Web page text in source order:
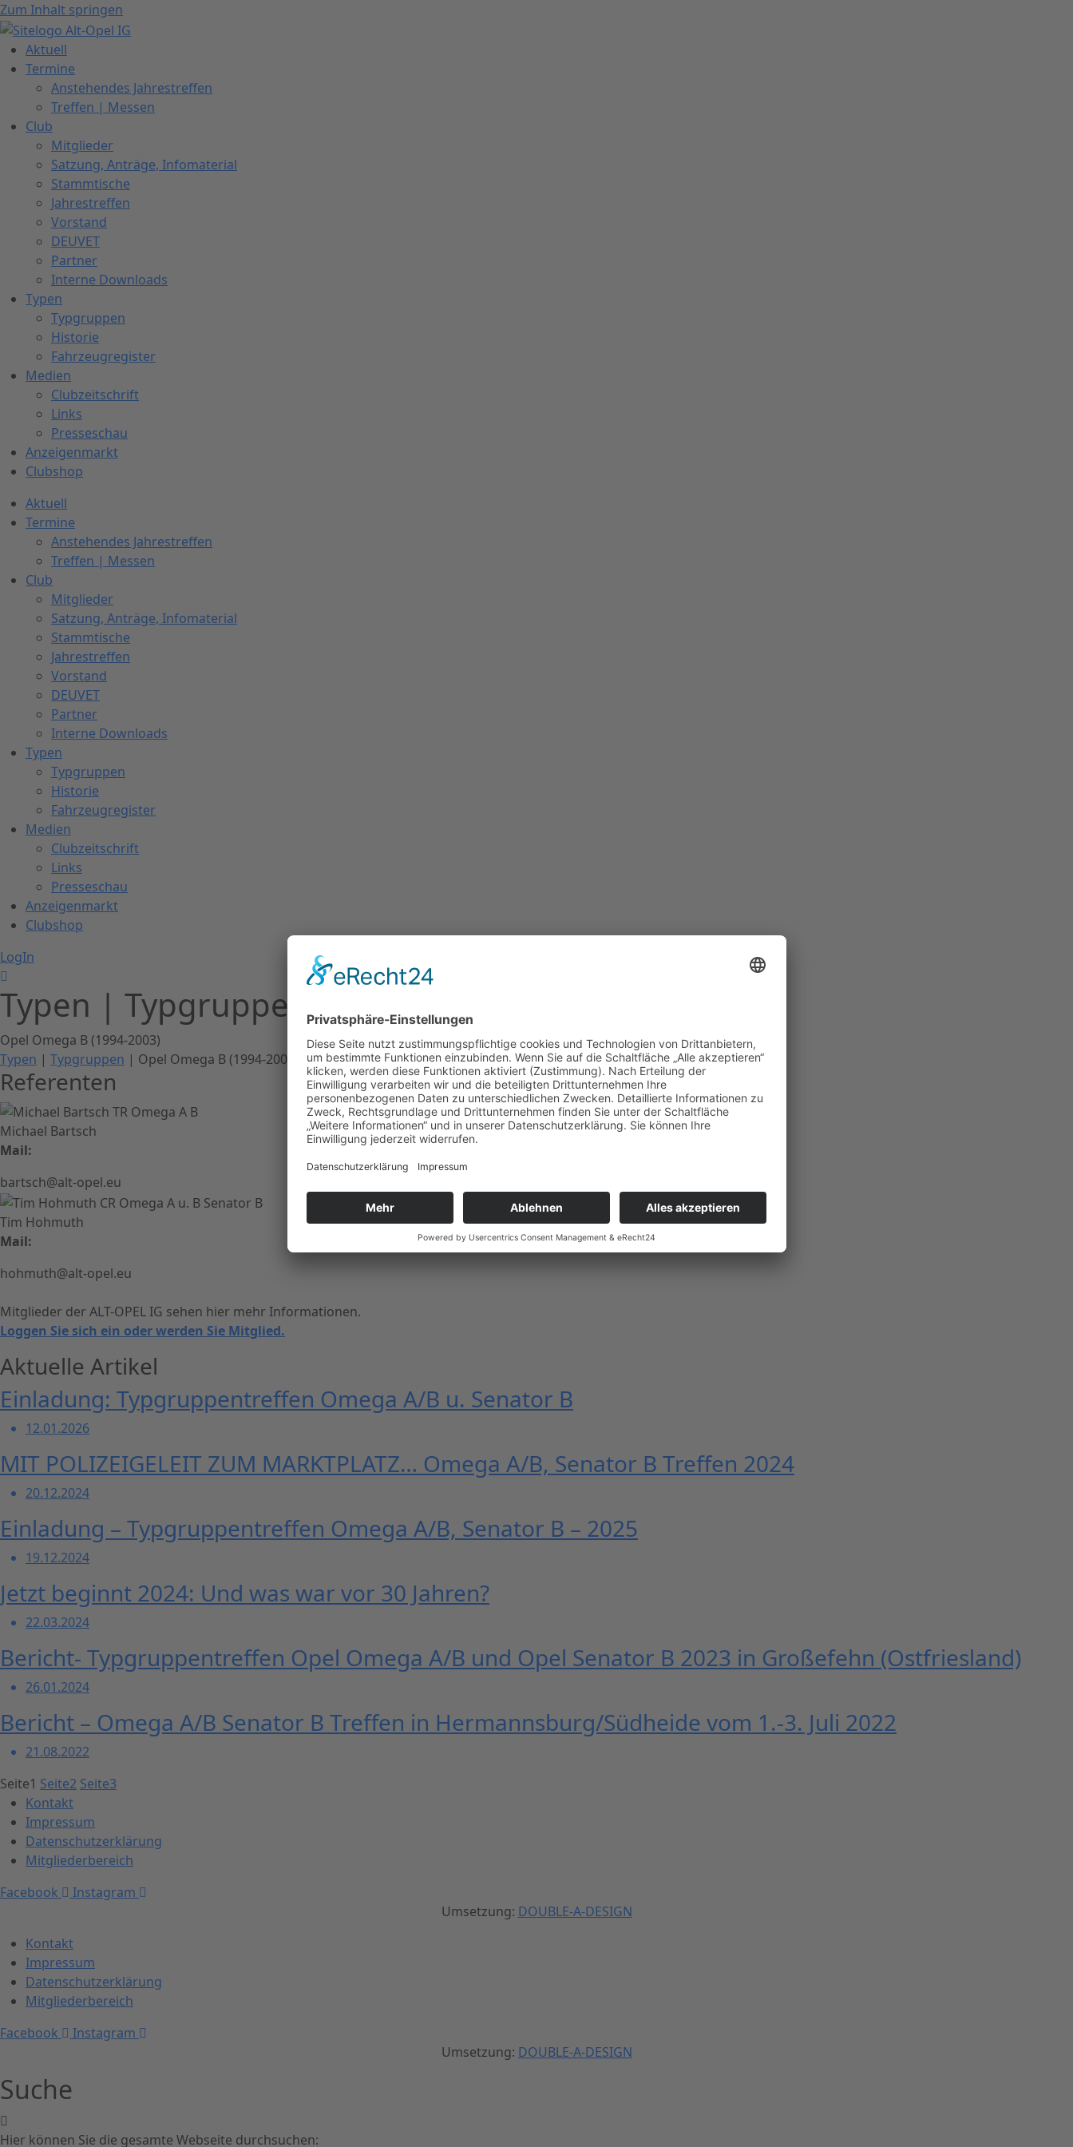
Zum Inhalt springen
Aktuell
Termine
Anstehendes Jahrestreffen
Treffen | Messen
Club
Mitglieder
Satzung, Anträge, Infomaterial
Stammtische
Jahrestreffen
Vorstand
DEUVET
Partner
Interne Downloads
Typen
Typgruppen
Historie
Fahrzeugregister
Medien
Clubzeitschrift
Links
Presseschau
Anzeigenmarkt
Clubshop
Aktuell
Termine
Anstehendes Jahrestreffen
Treffen | Messen
Club
Mitglieder
Satzung, Anträge, Infomaterial
Stammtische
Jahrestreffen
Vorstand
DEUVET
Partner
Interne Downloads
Typen
Typgruppen
Historie
Fahrzeugregister
Medien
Clubzeitschrift
Links
Presseschau
Anzeigenmarkt
Clubshop
LogIn
Typen | Typgruppen
Opel Omega B (1994-2003)
Typen | Typgruppen | Opel Omega B (1994-2003)
Referenten
Michael Bartsch
Mail:
bartsch@alt-opel.eu
Tim Hohmuth
Mail:
hohmuth@alt-opel.eu
Mitglieder der ALT-OPEL IG sehen hier mehr Informationen.
Loggen Sie sich ein oder werden Sie Mitglied.
Aktuelle Artikel
Einladung: Typgruppentreffen Omega A/B u. Senator B
12.01.2026
MIT POLIZEIGELEIT ZUM MARKTPLATZ… Omega A/B, Senator B Treffen 2024
20.12.2024
Einladung – Typgruppentreffen Omega A/B, Senator B – 2025
19.12.2024
Jetzt beginnt 2024: Und was war vor 30 Jahren?
22.03.2024
Bericht- Typgruppentreffen Opel Omega A/B und Opel Senator B 2023 in Großefehn (Ostfriesland)
26.01.2024
Bericht – Omega A/B Senator B Treffen in Hermannsburg/Südheide vom 1.-3. Juli 2022
21.08.2022
Seite1 Seite2 Seite3
Kontakt
Impressum
Datenschutzerklärung
Mitgliederbereich
Facebook
Instagram
Umsetzung: DOUBLE-A-DESIGN
Kontakt
Impressum
Datenschutzerklärung
Mitgliederbereich
Facebook
Instagram
Umsetzung: DOUBLE-A-DESIGN
Suche
Hier können Sie die gesamte Webseite durchsuchen: